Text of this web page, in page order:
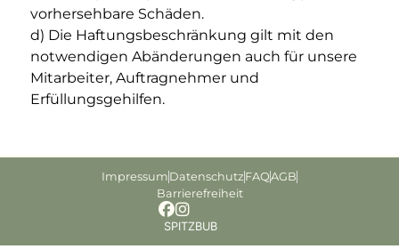
vorhersehbare Schäden.
d) Die Haftungsbeschränkung gilt mit den
notwendigen Abänderungen auch für unsere
Mitarbeiter, Auftragnehmer und
Erfüllungsgehilfen.
Impressum Datenschutz FAQAGB
Barrierefreiheit
SPITZBUB